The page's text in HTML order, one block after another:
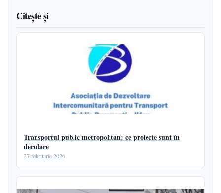
Citește și
Transportul public metropolitan: ce proiecte sunt în
derulare
27 februarie 2026